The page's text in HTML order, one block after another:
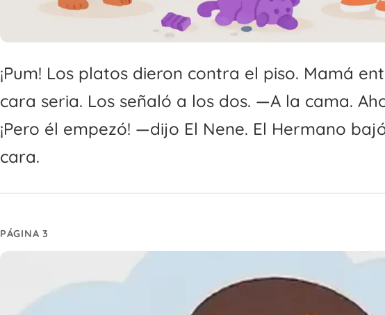
¡Pum! Los platos dieron contra el piso. Mamá
cara seria. Los señaló a los dos. —A la cama.
¡Pero él empezó! —dijo El Nene. El Hermano
cara.
PÁGINA 3